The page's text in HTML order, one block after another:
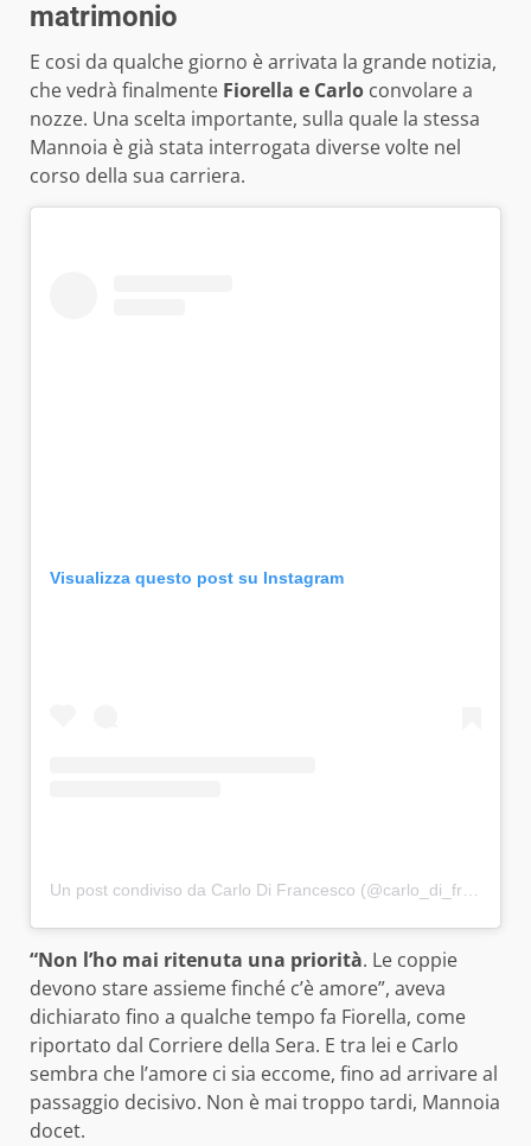
matrimonio
E cosi da qualche giorno è arrivata la grande notizia,
che vedrà finalmente Fiorella e Carlo convolare a
nozze. Una scelta importante, sulla quale la stessa
Mannoia è già stata interrogata diverse volte nel
corso della sua carriera.
Visualizza questo post su Instagram
Un post condiviso da Carlo Di Francesco (@carlo_di_francesco)
“Non l’ho mai ritenuta una priorità. Le coppie
devono stare assieme finché c’è amore”, aveva
dichiarato fino a qualche tempo fa Fiorella, come
riportato dal Corriere della Sera. E tra lei e Carlo
sembra che l’amore ci sia eccome, fino ad arrivare al
passaggio decisivo. Non è mai troppo tardi, Mannoia
docet.